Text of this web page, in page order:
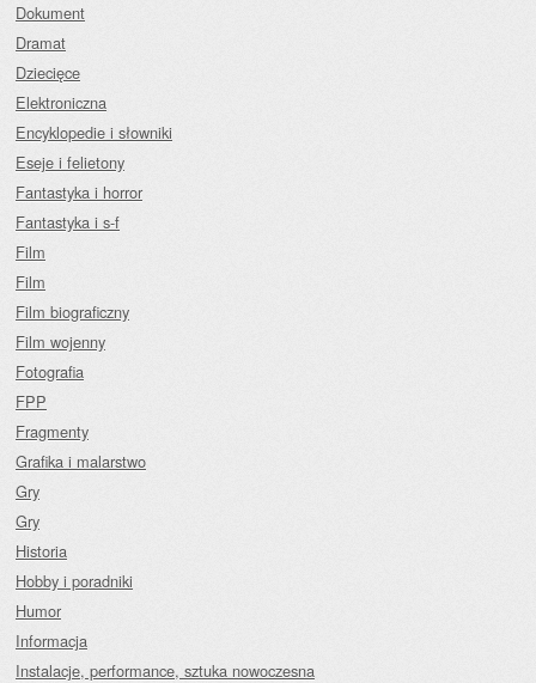
Dokument
Dramat
Dziecięce
Elektroniczna
Encyklopedie i słowniki
Eseje i felietony
Fantastyka i horror
Fantastyka i s-f
Film
Film
Film biograficzny
Film wojenny
Fotografia
FPP
Fragmenty
Grafika i malarstwo
Gry
Gry
Historia
Hobby i poradniki
Humor
Informacja
Instalacje, performance, sztuka nowoczesna